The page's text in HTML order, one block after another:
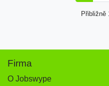
Přibližně
Firma
O Jobswype